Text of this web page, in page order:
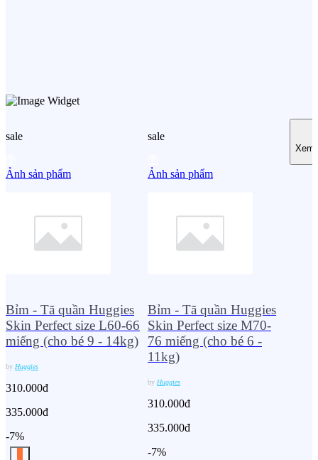
sale
Ảnh sản phẩm
Bỉm - Tã quần Huggies
Skin Perfect size L60-66
miếng (cho bé 9 - 14kg)
by Huggies
310.000đ
335.000đ
-7%
sale
Ảnh sản phẩm
Bỉm - Tã quần Huggies
Skin Perfect size M70-
76 miếng (cho bé 6 -
11kg)
by Huggies
310.000đ
335.000đ
-7%
Xem